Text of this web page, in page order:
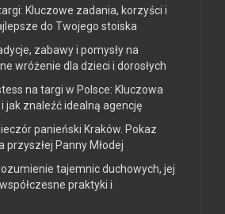
Kluczowe zadania, korzyści i
do Twojego stoiska
zabawy i pomysły na
wróżenie dla dzieci i dorosłych
na targi w Polsce: Kluczowa
jak znaleźć idealną agencję
panieński Kraków. Pokaz
przyszłej Panny Młodej
tajemnic duchowych, jej
praktyki i